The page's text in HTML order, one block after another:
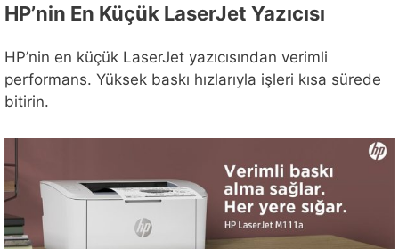
HP’nin En Küçük LaserJet Yazıcısı
HP’nin en küçük LaserJet yazıcısından verimli
performans. Yüksek baskı hızlarıyla işleri kısa sürede
bitirin.